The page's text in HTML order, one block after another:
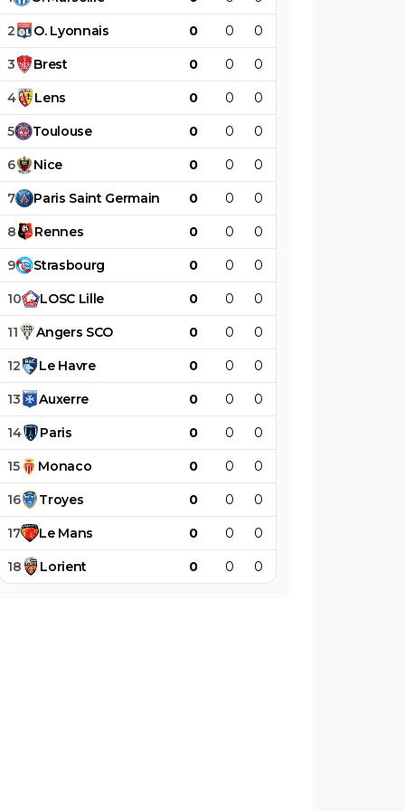
2 O. Lyonnais 0 0 0
3 Brest 0 0 0
4 Lens 0 0 0
5 Toulouse 0 0 0
6 Nice 0 0 0
7 Paris Saint Germain 0 0 0
8 Rennes 0 0 0
9 Strasbourg 0 0 0
10 LOSC Lille 0 0 0
11 Angers SCO 0 0 0
12 Le Havre 0 0 0
13 Auxerre 0 0 0
14 Paris 0 0 0
15 Monaco 0 0 0
16 Troyes 0 0 0
17 Le Mans 0 0 0
18 Lorient 0 0 0